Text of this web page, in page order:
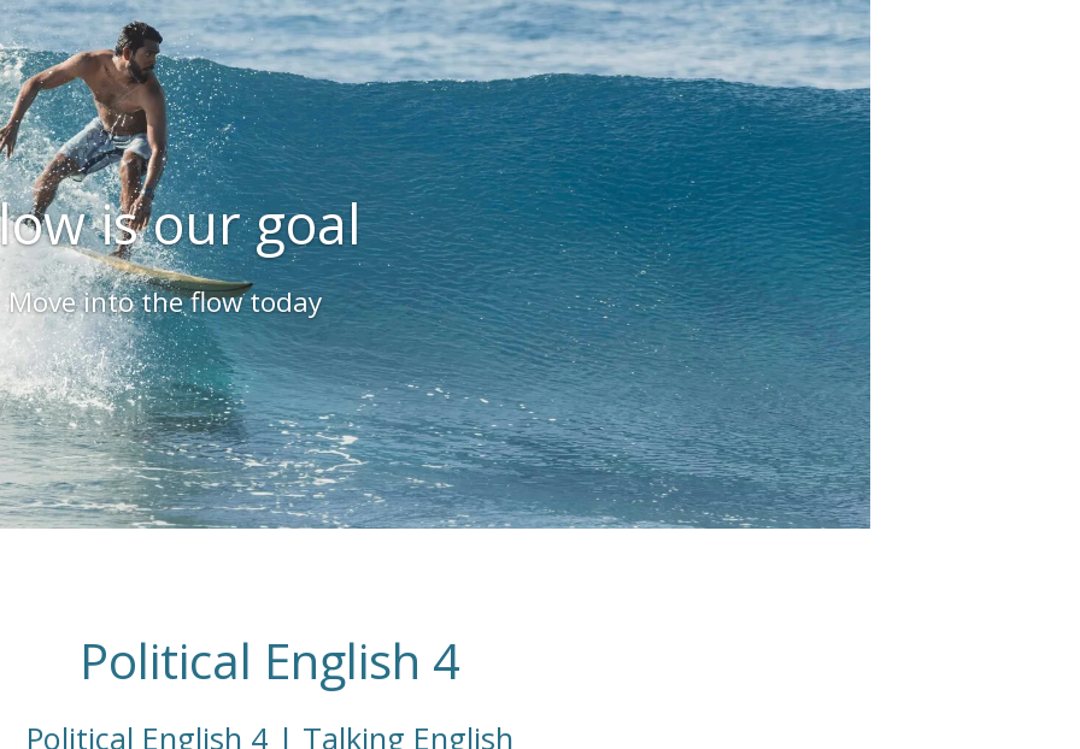
is our goal
Move into the flow today
Political English 4
Political English 4 | Talking English